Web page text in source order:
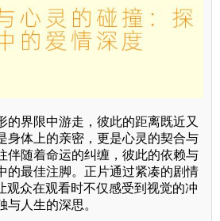
的界限中游走，彼此的距离既近又
身体上的亲密，更是心灵的契合与
伴随着命运的纠缠，彼此的依赖与
的最佳注脚。正片通过紧凑的剧情
观众在观看时不仅感受到视觉的冲
人生的深思。